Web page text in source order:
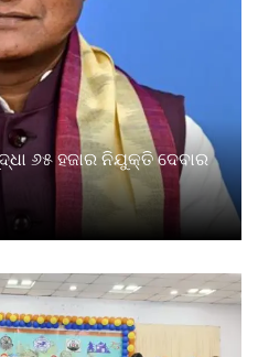
୬୫ ହଜାର ନିଯୁକ୍ତି ଦେବାର